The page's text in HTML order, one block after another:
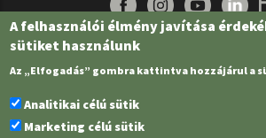
A felhasználói élmény javítása
sütiket használunk
Az „Elfogadás” gombra kattintva hozzájárul a
Analitikai célú sütik
Marketing célú sütik